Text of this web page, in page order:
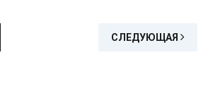
СЛЕДУЮЩАЯ